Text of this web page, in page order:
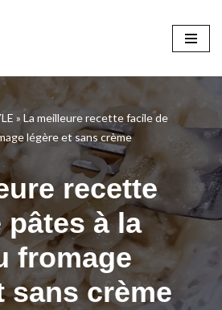
» La meilleure recette facile de
légère et sans crème
recette
à la
fromage
sans crème